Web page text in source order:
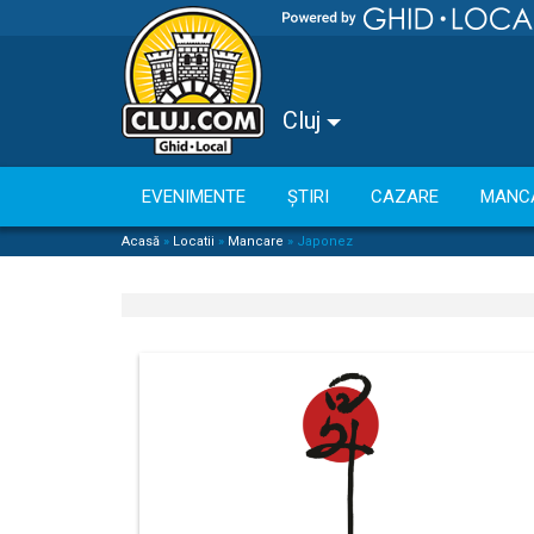
Cluj
EVENIMENTE ȘTIRI CAZARE
Acasă » Locatii » Mancare » Japonez